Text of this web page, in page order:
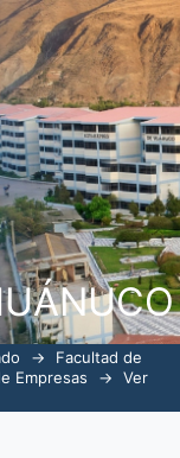
→
Facultad de
Empresas →
Ver